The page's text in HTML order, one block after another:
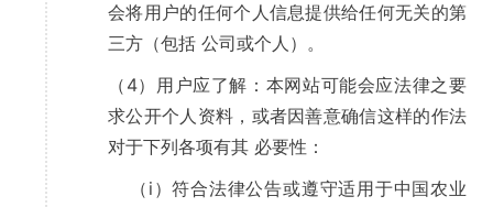
会将用户的任何个人信息提供给任何无关的第
三方（包括 公司或个人）。
（4）用户应了解：本网站可能会应法律之要
求公开个人资料，或者因善意确信这样的作法
对于下列各项有其 必要性：
（i）符合法律公告或遵守适用于中国农业